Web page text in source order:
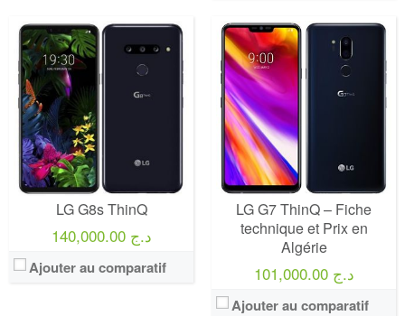
LG G8s ThinQ
140,000.00 د.ج
Ajouter au comparatif
LG G7 ThinQ – Fiche
technique et Prix en
Algérie
101,000.00 د.ج
Ajouter au comparatif